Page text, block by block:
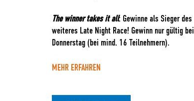
The winner takes it all: Gewinne als Sieger
weiteres Late Night Race! Gewinn nur gültig
Donnerstag (bei mind. 16 Teilnehmern).
MEHR ERFAHREN